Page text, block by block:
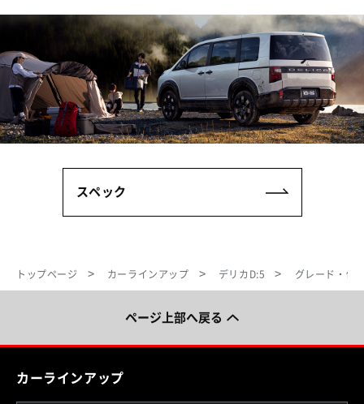
スペック
トップページ カーラインアップ デリカD:5 グレード・価
ページ上部へ戻る
カーラインアップ